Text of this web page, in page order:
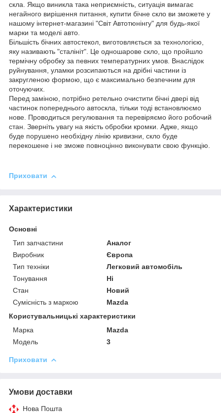
скла. Якщо виникла така неприємність, ситуація вимагає
негайного вирішення питання, купити бічне скло ви зможете у
нашому інтернет-магазині "Світ Автотюнінгу" для будь-якої
марки та моделі авто.
Більшість бічних автостекол, виготовляється за технологією,
яку називають "сталініт". Це одношарове скло, що пройшло
термічну обробку за певних температурних умов. Внаслідок
руйнування, уламки розсипаються на дрібні частини із
закругленою формою, що є максимально безпечним для
оточуючих.
Перед заміною, потрібно ретельно очистити бічні двері від
частинок попереднього автоскла, тільки тоді встановлюємо
нове. Проводиться регулювання та перевіряємо його робочий
стан. Зверніть увагу на якість обробки кромки. Адже, якщо
буде порушено необхідну лінію кривизни, скло буде
перекошене і не зможе повноцінно виконувати свою функцію.
Приховати
Характеристики
Основні
Тип запчастини
Аналог
Виробник
Європа
Тип техніки
Легковий автомобіль
Тонування
Ні
Стан
Новий
Сумісність з маркою
Mazda
Користувальницькі характеристики
Марка
Mazda
Модель
3
Приховати
Умови доставки
Нова Пошта